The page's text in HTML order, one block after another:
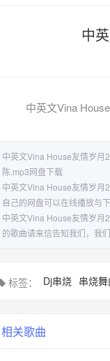
中
中英文Vina
中英文Vina House友情岁月
陈.mp3网盘下载
中英文Vina House友情岁月
自己的网盘可以在线播放与下
中英文Vina House友情岁月
的歌曲请来信告知我们，我们
标签： Dj串烧 串烧舞
相关歌曲